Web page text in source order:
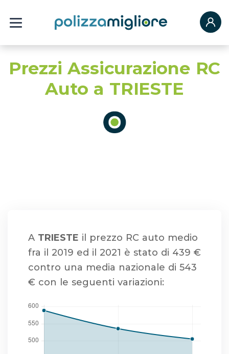
Prezzi Assicurazione RC
Auto a TRIESTE
A TRIESTE il prezzo RC auto medio
fra il 2019 ed il 2021 è stato di 439 €
contro una media nazionale di 543
€ con le seguenti variazioni: